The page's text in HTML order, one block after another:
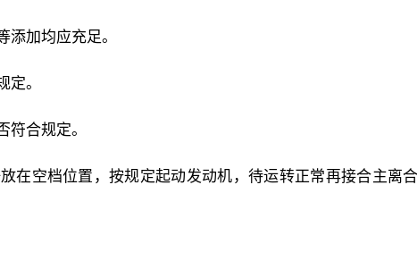
加均应充足。
。
合规定。
在空档位置，按规定起动发动机，待运转正常再接合主离合